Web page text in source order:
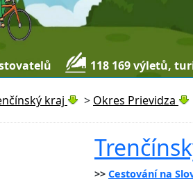
118 169 výletů,
kraj > Okres Prievidza
>> Cestování na